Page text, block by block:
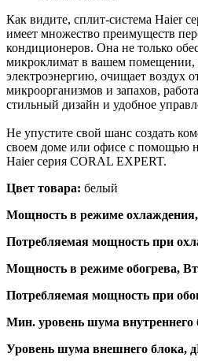
Как видите, сплит-система Haier
имеет множество преимуществ
кондиционеров. Она не только
микроклимат в вашем помещении,
электроэнергию, очищает воздух
микроорганизмов и запахов,
стильный дизайн и удобное
Не упустите свой шанс создать
своем доме или офисе с помощью
Haier серия CORAL EXPERT.
Цвет товара: белый
Мощность в режиме
Потребляемая мощность при
Мощность в режиме обогрева,
Потребляемая мощность при
Мин. уровень шума внутреннего
Уровень шума внешнего блока,